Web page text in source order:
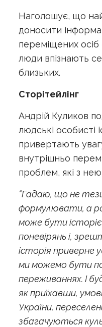
Наголошує, що
доносити
переміщених осіб
люди впізнають
близьких.
Сторітейлінг
Андрій Куликов
людські особисті
привертають
внутрішньо
проблем, які з нею
“Гадаю, що не
формулювати, а
може бути
поневірянь і,
історія приверне
ми можемо бути
переживаннях. І
як приїхавши,
України,
збагачуються